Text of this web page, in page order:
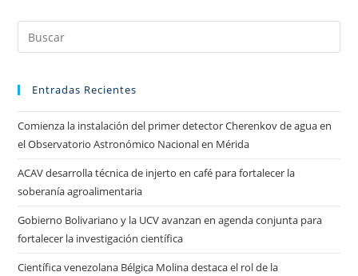
Entradas Recientes
Comienza la instalación del primer detector Cherenkov de agua en
el Observatorio Astronómico Nacional en Mérida
ACAV desarrolla técnica de injerto en café para fortalecer la
soberanía agroalimentaria
Gobierno Bolivariano y la UCV avanzan en agenda conjunta para
fortalecer la investigación científica
Científica venezolana Bélgica Molina destaca el rol de la